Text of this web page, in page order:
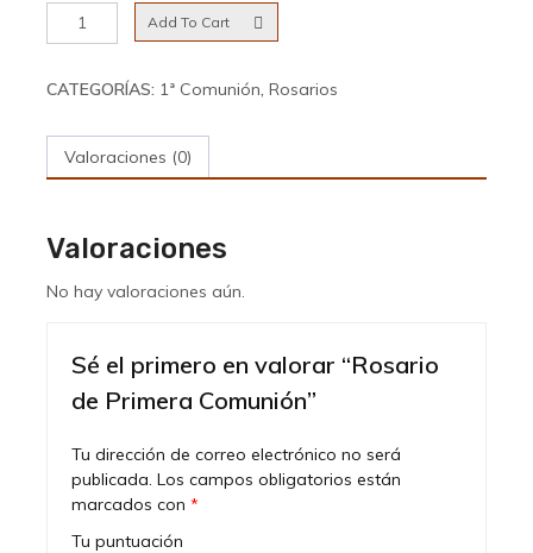
Rosario
de
Comunión
Add To Cart
CATEGORÍAS: 1ª Comunión, Rosarios
Valoraciones (0)
Valoraciones
No hay valoraciones aún.
Sé el primero en valorar “Rosario
de Primera Comunión”
Tu dirección de correo electrónico no será
publicada. Los campos obligatorios están
marcados con *
Tu puntuación